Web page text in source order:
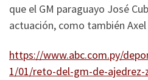
que el GM paraguayo José
actuación, como también
https://www.abc.com.py/
1/01/reto-del-gm-de-ajedrez-